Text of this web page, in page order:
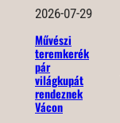
2026-07-29
Művészi
teremkerék
pár
világkupát
rendeznek
Vácon